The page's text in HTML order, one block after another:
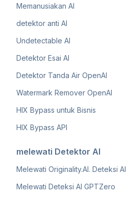
Memanusiakan AI
detektor anti AI
Undetectable AI
Detektor Esai AI
Detektor Tanda Air OpenAI
Watermark Remover OpenAI
HIX Bypass untuk Bisnis
HIX Bypass API
melewati Detektor AI
Melewati Originality.AI. Deteksi AI
Melewati Deteksi AI GPTZero